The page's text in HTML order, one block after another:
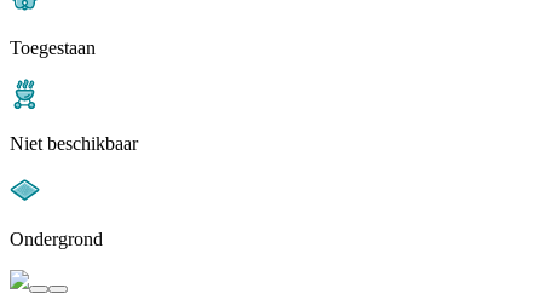
Toegestaan
Niet beschikbaar
Ondergrond